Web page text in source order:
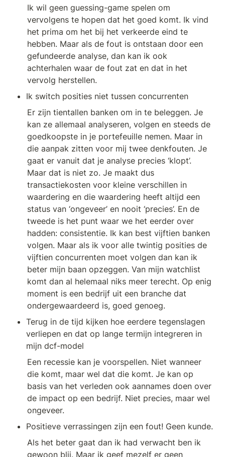
Ik wil geen guessing-game spelen om
vervolgens te hopen dat het goed komt. Ik vind
het prima om het bij het verkeerde eind te
hebben. Maar als de fout is ontstaan door een
gefundeerde analyse, dan kan ik ook
achterhalen waar de fout zat en dat in het
vervolg herstellen.
Ik switch posities niet tussen concurrenten
Er zijn tientallen banken om in te beleggen. Je
kan ze allemaal analyseren, volgen en steeds de
goedkoopste in je portefeuille nemen. Maar in
die aanpak zitten voor mij twee denkfouten. Je
gaat er vanuit dat je analyse precies ‘klopt’.
Maar dat is niet zo. Je maakt dus
transactiekosten voor kleine verschillen in
waardering en die waardering heeft altijd een
status van ‘ongeveer’ en nooit ‘precies’. En de
tweede is het punt waar we het eerder over
hadden: consistentie. Ik kan best vijftien banken
volgen. Maar als ik voor alle twintig posities de
vijftien concurrenten moet volgen dan kan ik
beter mijn baan opzeggen. Van mijn watchlist
komt dan al helemaal niks meer terecht. Op enig
moment is een bedrijf uit een branche dat
ondergewaardeerd is, goed genoeg.
Terug in de tijd kijken hoe eerdere tegenslagen
verliepen en dat op lange termijn integreren in
mijn dcf-model
Een recessie kan je voorspellen. Niet wanneer
die komt, maar wel dat die komt. Je kan op
basis van het verleden ook aannames doen over
de impact op een bedrijf. Niet precies, maar wel
ongeveer.
Positieve verrassingen zijn een fout! Geen kunde.
Als het beter gaat dan ik had verwacht ben ik
gewoon blij. Maar ik geef mezelf er geen